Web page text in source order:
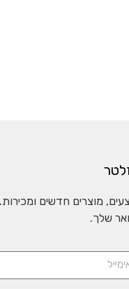
מוצרים חדשים
שלך.